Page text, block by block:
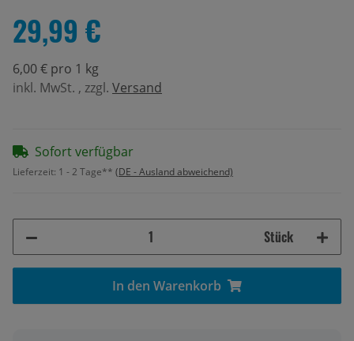
29,99 €
6,00 € pro 1 kg
inkl. MwSt. , zzgl. Versand
Sofort verfügbar
Lieferzeit: 1 - 2 Tage** (DE - Ausland abweichend)
Stück
In den Warenkorb